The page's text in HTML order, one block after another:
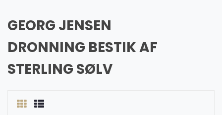
GEORG JENSEN
DRONNING BESTIK AF
STERLING SØLV